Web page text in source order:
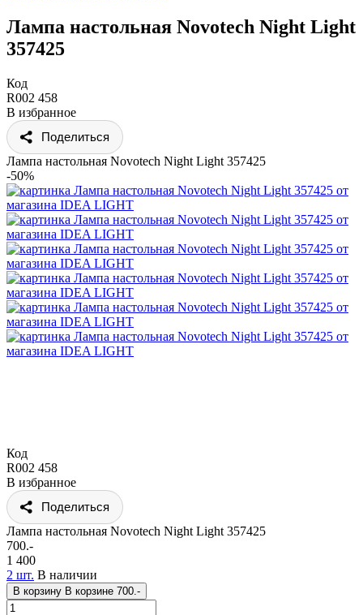
Лампа настольная Novotech Night Light
357425
Код
R002 458
В избранное
Поделиться
Лампа настольная Novotech Night Light 357425
-50%
Код
R002 458
В избранное
Поделиться
Лампа настольная Novotech Night Light 357425
700.-
1 400
2 шт. В наличии
В корзину В корзине 700.-